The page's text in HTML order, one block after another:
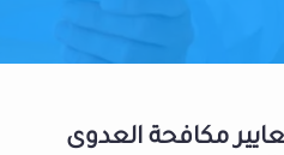
مكافحة العدوى